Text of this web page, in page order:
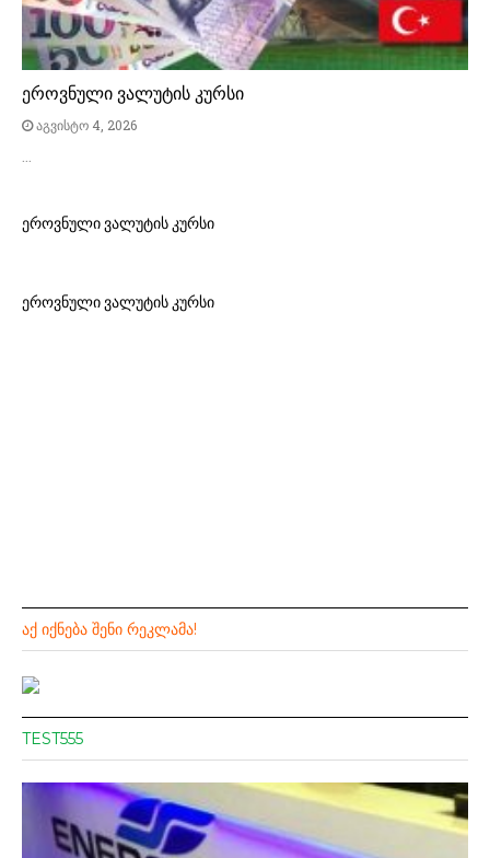
ეროვნული ვალუტის კურსი
აგვისტო 4, 2026
…
ეროვნული ვალუტის კურსი
ეროვნული ვალუტის კურსი
ᲐᲥ ᲘᲥᲜᲔᲑᲐ ᲨᲔᲜᲘ ᲠᲔᲙᲚᲐᲛᲐ!
TEST555